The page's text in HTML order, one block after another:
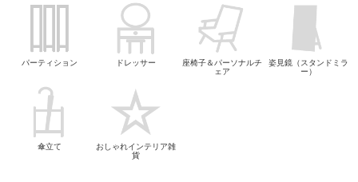
パーティション ドレッサー
座椅子＆パーソナルチ
ェア
姿見鏡（スタンドミラ
ー）
傘立て
おしゃれインテリア雑
貨